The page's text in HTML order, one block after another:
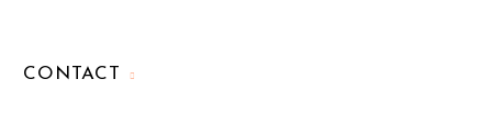
CONTACT